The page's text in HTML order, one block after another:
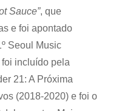
Sauce”, que
e foi apontado
Seoul Music
incluído pela
21: A Próxima
(2018-2020) e foi o